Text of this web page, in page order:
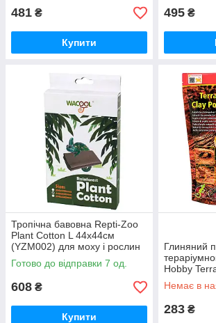
481 ₴
Купити
495 ₴
Тропічна бавовна Repti-Zoo
Plant Cotton L 44х44см
(YZM002) для моху і рослин
у тераріум
Готово до відправки 7 од.
608 ₴
Купити
Глиняний
Hobby
Red 1,3 кг
Немає в
283 ₴